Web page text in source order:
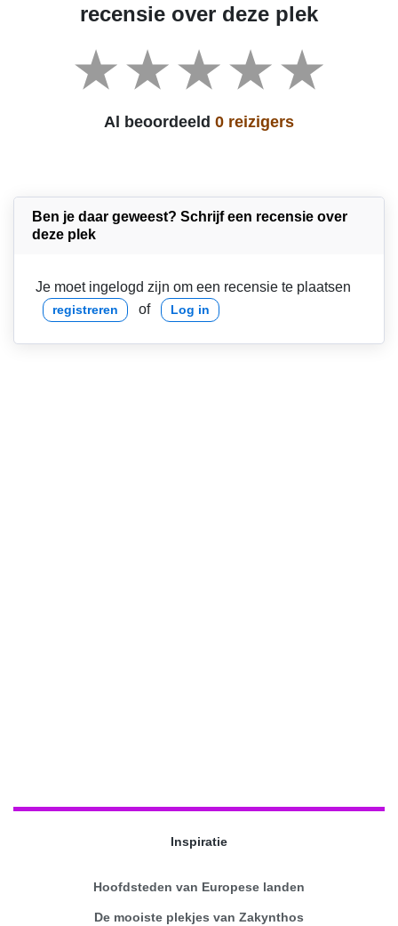
recensie over deze plek
Al beoordeeld 0 reizigers
Ben je daar geweest? Schrijf een recensie over
deze plek
Je moet ingelogd zijn om een recensie te plaatsen
registreren of Log in
Inspiratie
Hoofdsteden van Europese landen
De mooiste plekjes van Zakynthos